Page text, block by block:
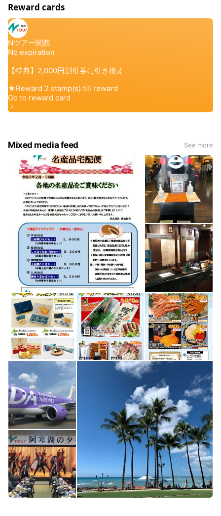
Reward cards
Mixed media feed See more